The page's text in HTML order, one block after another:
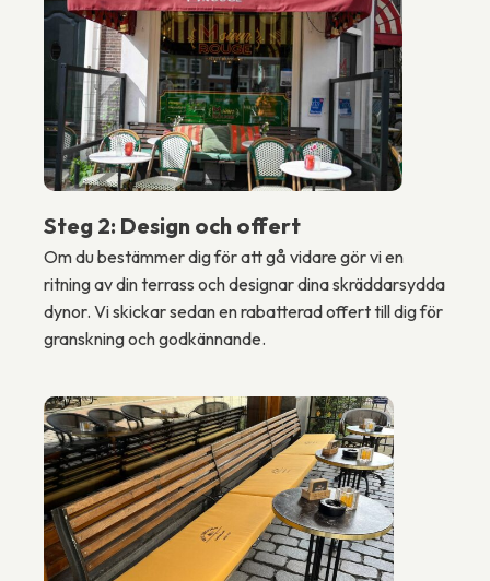
Steg 2: Design och offert
Om du bestämmer dig för att gå vidare gör vi en
ritning av din terrass och designar dina skräddarsydda
dynor. Vi skickar sedan en rabatterad offert till dig för
granskning och godkännande.